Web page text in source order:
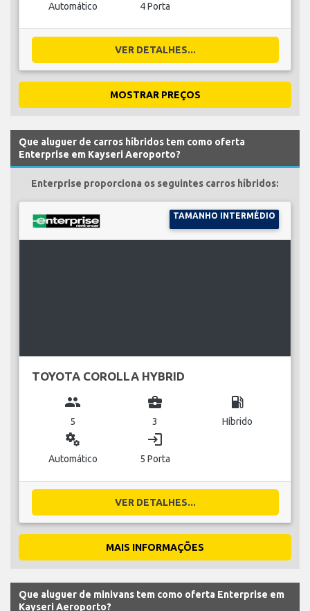
Automático 4 Porta
VER DETALHES...
MOSTRAR PREÇOS
Que aluguer de carros híbridos tem como oferta
Enterprise em Kayseri Aeroporto?
Enterprise proporciona os seguintes carros híbridos:
TAMANHO INTERMÉDIO
TOYOTA COROLLA HYBRID
group
5
business_center
3
local_gas_station
Híbrido
miscellaneous_services
Automático
login
5 Porta
VER DETALHES...
MAIS INFORMAÇÕES
Que aluguer de minivans tem como oferta Enterprise em
Kayseri Aeroporto?